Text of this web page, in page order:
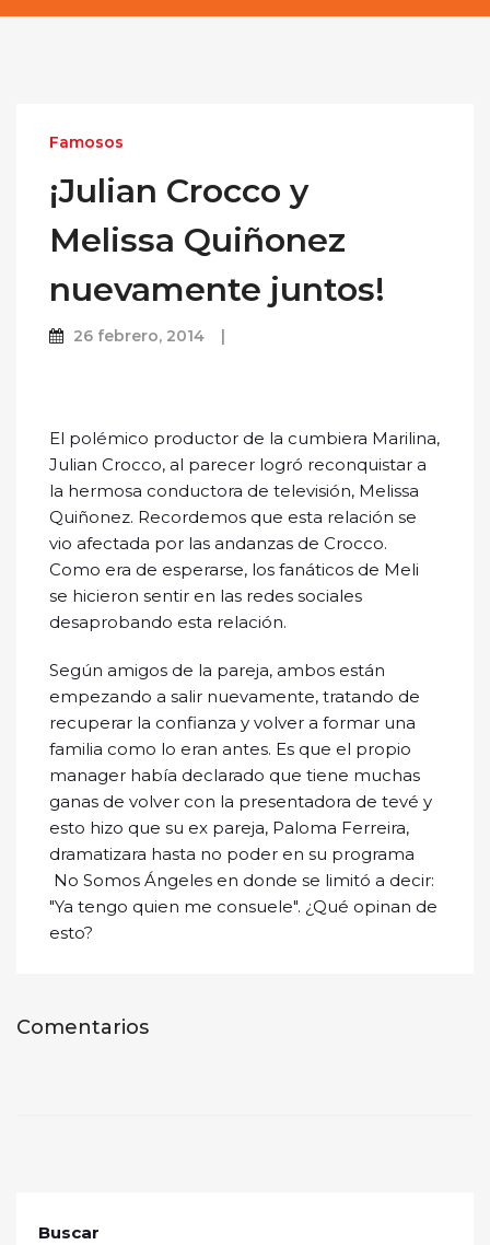
Famosos
¡Julian Crocco y
Melissa Quiñonez
nuevamente juntos!
26 febrero, 2014
El polémico productor de la cumbiera Marilina,
Julian Crocco, al parecer logró reconquistar a
la hermosa conductora de televisión, Melissa
Quiñonez. Recordemos que esta relación se
vio afectada por las andanzas de Crocco.
Como era de esperarse, los fanáticos de Meli
se hicieron sentir en las redes sociales
desaprobando esta relación.
Según amigos de la pareja, ambos están
empezando a salir nuevamente, tratando de
recuperar la confianza y volver a formar una
familia como lo eran antes. Es que el propio
manager había declarado que tiene muchas
ganas de volver con la presentadora de tevé y
esto hizo que su ex pareja, Paloma Ferreira,
dramatizara hasta no poder en su programa
No Somos Ángeles en donde se limitó a decir:
"Ya tengo quien me consuele". ¿Qué opinan de
esto?
Comentarios
Buscar